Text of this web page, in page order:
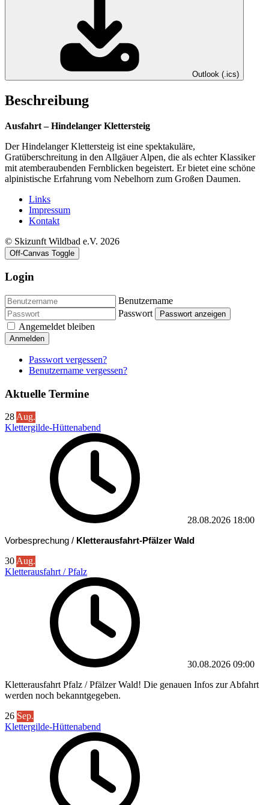
Outlook (.ics)
Beschreibung
Ausfahrt – Hindelanger Klettersteig
Der Hindelanger Klettersteig ist eine spektakuläre,
Gratüberschreitung in den Allgäuer Alpen, die als echter Klassiker
mit atemberaubenden Fernblicken begeistert. Er bietet eine schöne
alpinistische Erfahrung vom Nebelhorn zum Großen Daumen.
Links
Impressum
Kontakt
© Skizunft Wildbad e.V. 2026
Off-Canvas Toggle
Login
Benutzername
Passwort
Passwort anzeigen
Angemeldet bleiben
Anmelden
Passwort vergessen?
Benutzername vergessen?
Aktuelle Termine
28Aug.
Klettergilde-Hüttenabend
28.08.2026 18:00
Vorbesprechung / Kletterausfahrt-Pfälzer Wald
30Aug.
Kletterausfahrt / Pfalz
30.08.2026 09:00
Kletterausfahrt Pfalz / Pfälzer Wald! Die genauen Infos zur Abfahrt
werden noch bekanntgegeben.
26 Sep.
Klettergilde-Hüttenabend